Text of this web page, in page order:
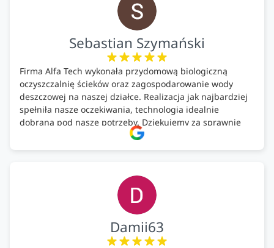
Sebastian Szymański
Firma Alfa Tech wykonała przydomową biologiczną
oczyszczalnię ścieków oraz zagospodarowanie wody
deszczowej na naszej działce. Realizacja jak najbardziej
spełniła nasze oczekiwania, technologia idealnie
dobrana pod nasze potrzeby. Dziękujemy za sprawnie
wykonany montaż w świetnej atmosferze! Polecam!
Damii63